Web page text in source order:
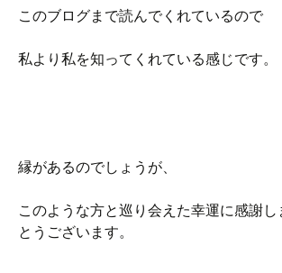
このブログまで読んでくれているので
私より私を知ってくれている感じです。
縁があるのでしょうが、
このような方と巡り会えた幸運に感謝
とうございます。